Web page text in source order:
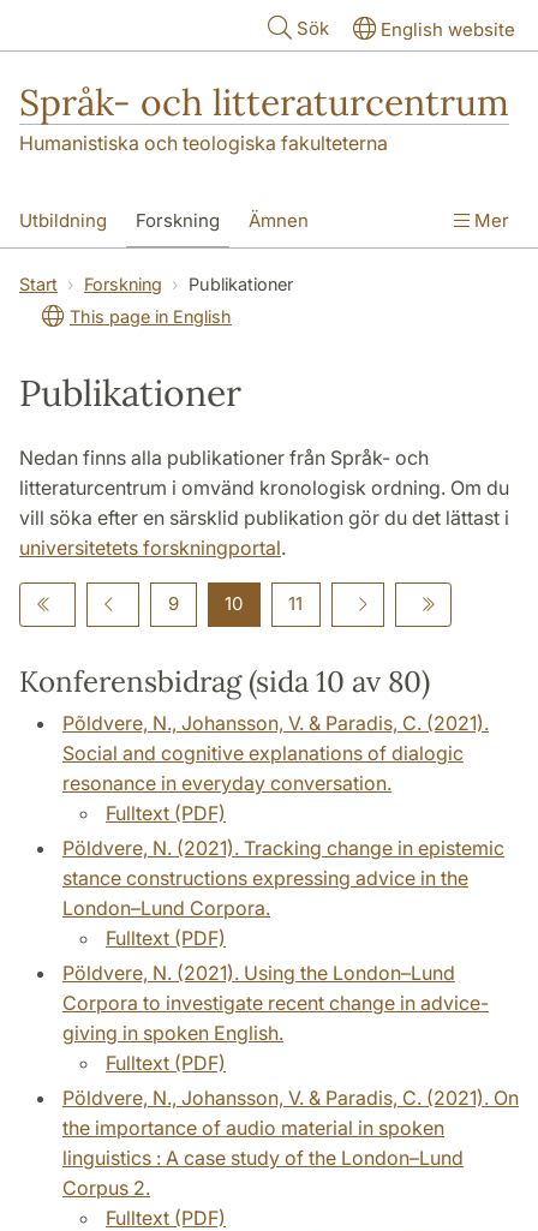
Sök English website
Språk- och litteraturcentrum
Humanistiska och teologiska fakulteterna
Utbildning Forskning Ämnen
SOL-husen Kontakt Institutionen
översättning till svenska
Mer
Start Forskning
Publikationer
This page in English
Publikationer
Nedan finns alla publikationer från Språk- och
litteraturcentrum i omvänd kronologisk ordning. Om du
vill söka efter en särsklid publikation gör du det lättast i
universitetets forskningportal.
9 10 11
Konferensbidrag (sida 10 av 80)
Põldvere, N., Johansson, V. & Paradis, C. (2021).
Social and cognitive explanations of dialogic
resonance in everyday conversation.
Fulltext (PDF)
Pöldvere, N. (2021). Tracking change in epistemic
stance constructions expressing advice in the
London–Lund Corpora.
Fulltext (PDF)
Pöldvere, N. (2021). Using the London–Lund
Corpora to investigate recent change in advice-
giving in spoken English.
Fulltext (PDF)
Pöldvere, N., Johansson, V. & Paradis, C. (2021). On
the importance of audio material in spoken
linguistics : A case study of the London–Lund
Corpus 2.
Fulltext (PDF)